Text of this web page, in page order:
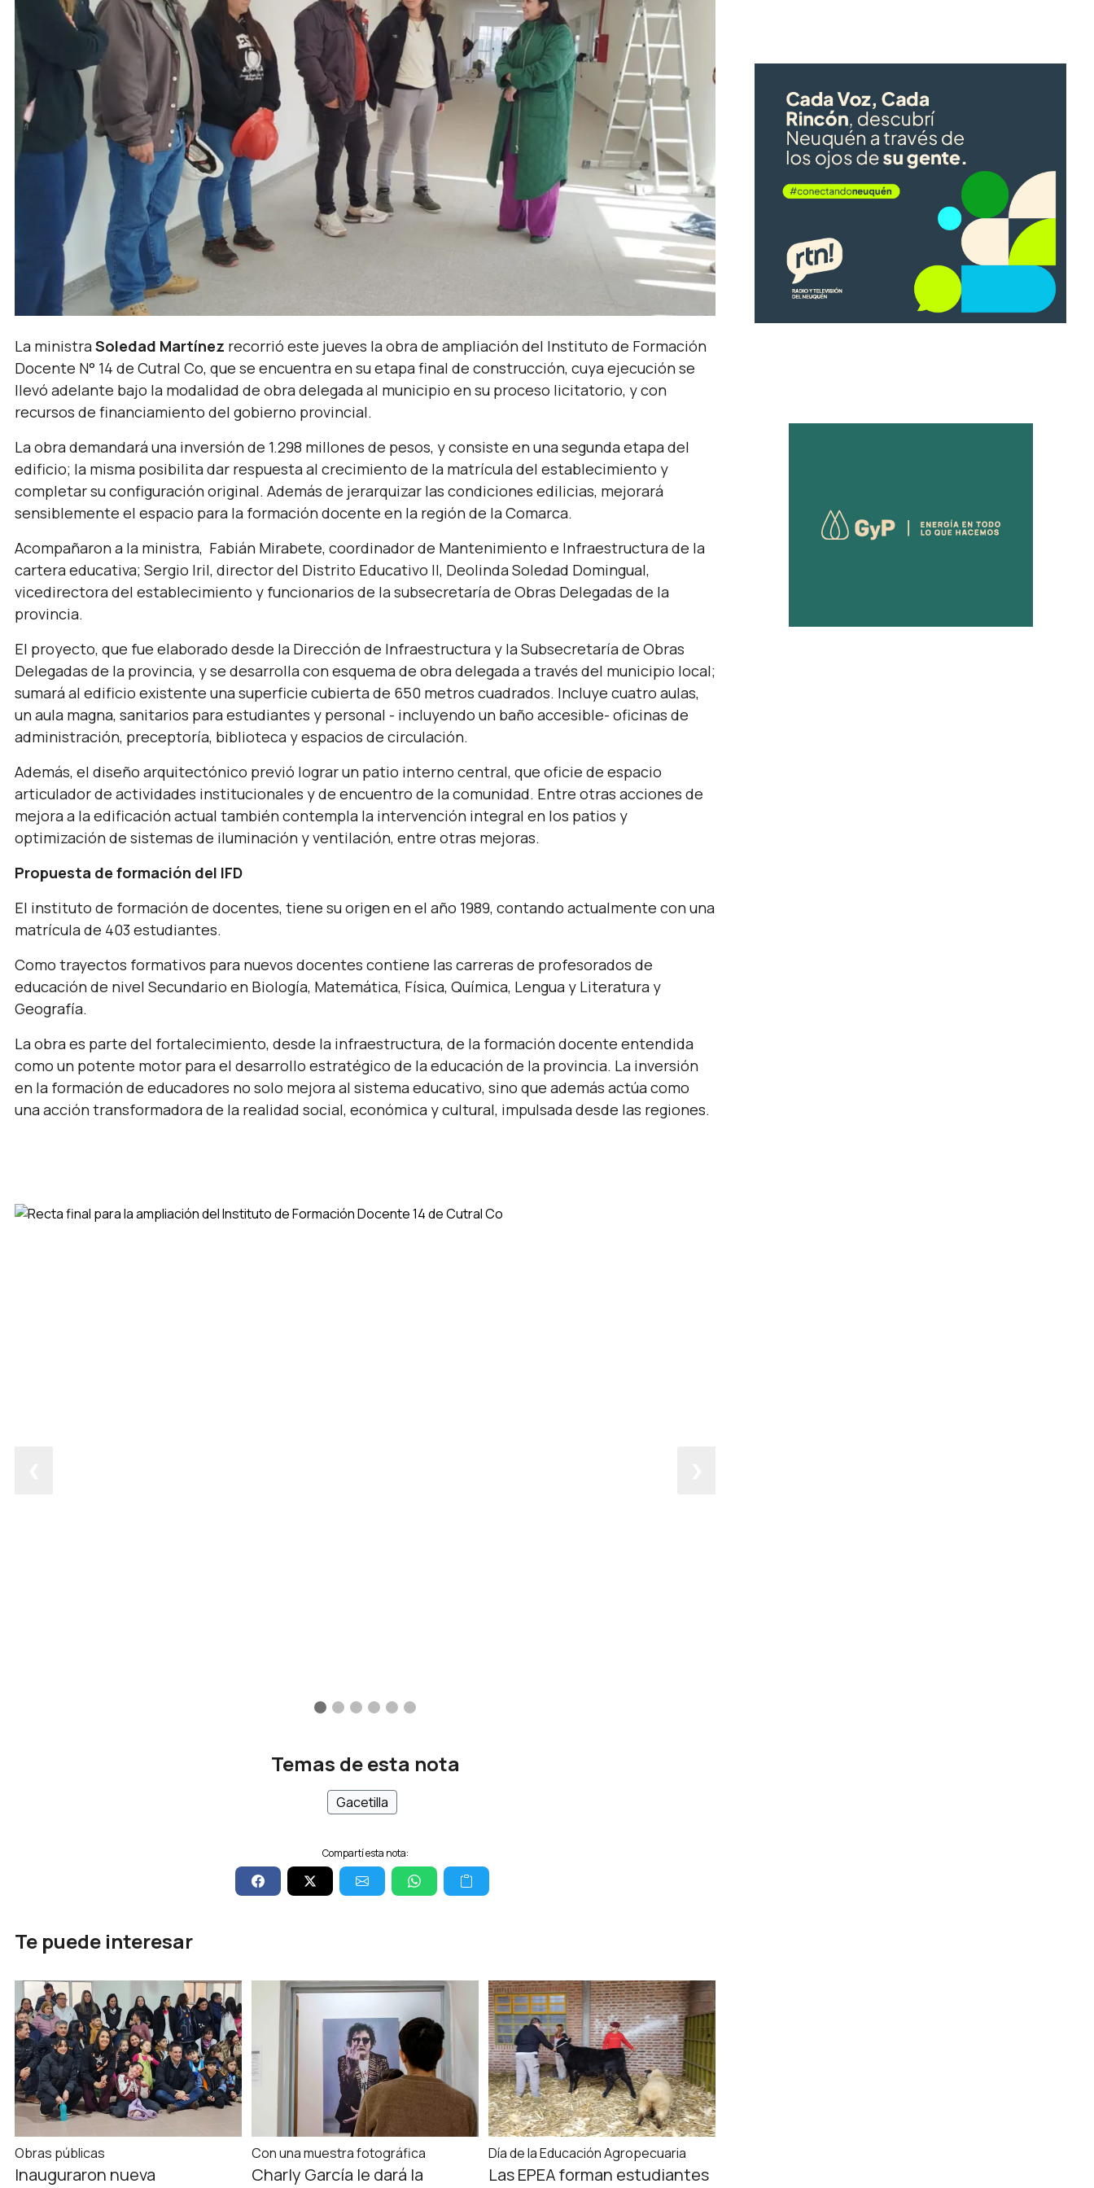
La ministraSoledad Martínez recorrió este jueves la obra de ampliación del Instituto de Formación
Docente N° 14 de Cutral Co, que se encuentra en su etapa final de construcción, cuya ejecución se
llevó adelante bajo la modalidad de obra delegada al municipio en su proceso licitatorio, y con
recursos de financiamiento del gobierno provincial.
La obra demandará una inversión de 1.298 millones de pesos, y consiste en una segunda etapa del
edificio; la misma posibilita dar respuesta al crecimiento de la matrícula del establecimiento y
completar su configuración original. Además de jerarquizar las condiciones edilicias, mejorará
sensiblemente el espacio para la formación docente en la región de la Comarca.
Acompañaron a la ministra, Fabián Mirabete, coordinador de Mantenimiento e Infraestructura de la
cartera educativa; Sergio Iril, director del Distrito Educativo II, Deolinda Soledad Domingual,
vicedirectora del establecimiento y funcionarios de la subsecretaría de Obras Delegadas de la
provincia.
El proyecto, que fue elaborado desde la Dirección de Infraestructura y la Subsecretaría de Obras
Delegadas de la provincia, y se desarrolla con esquema de obra delegada a través del municipio local;
sumará al edificio existente una superficie cubierta de 650 metros cuadrados. Incluye cuatro aulas,
un aula magna, sanitarios para estudiantes y personal - incluyendo un baño accesible- oficinas de
administración, preceptoría, biblioteca y espacios de circulación.
Además, el diseño arquitectónico previó lograr un patio interno central, que oficie de espacio
articulador de actividades institucionales y de encuentro de la comunidad. Entre otras acciones de
mejora a la edificación actual también contempla la intervención integral en los patios y
optimización de sistemas de iluminación y ventilación, entre otras mejoras.
Propuesta de formación del IFD
El instituto de formación de docentes, tiene su origen en el año 1989, contando actualmente con una
matrícula de 403 estudiantes.
Como trayectos formativos para nuevos docentes contiene las carreras de profesorados de
educación de nivel Secundario en Biología, Matemática, Física, Química, Lengua y Literatura y
Geografía.
La obra es parte del fortalecimiento, desde la infraestructura, de la formación docente entendida
como un potente motor para el desarrollo estratégico de la educación de la provincia. La inversión
en la formación de educadores no solo mejora al sistema educativo, sino que además actúa como
una acción transformadora de la realidad social, económica y cultural, impulsada desde las regiones.
Temas de esta nota
Gacetilla
Compartí esta nota:
Te puede interesar
Obras públicas
Inauguraron nueva
Con una muestra fotográfica
Charly García le dará la
Día de la Educación Agropecuaria
Las EPEA forman estudiantes